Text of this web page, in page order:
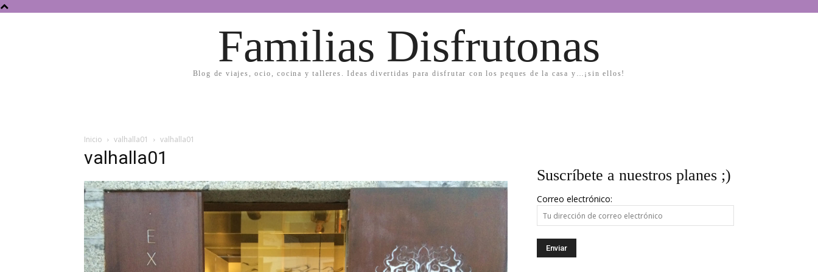
Familias Disfrutonas
Blog de viajes, ocio, cocina y talleres. Ideas divertidas para disfrutar con los peques de la casa y…¡sin ellos!
Inicio valhalla01 valhalla01
valhalla01
Suscríbete a nuestros planes ;)
Correo electrónico: